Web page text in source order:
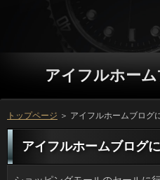
アイフルホー
トップページ ＞ アイフルホームブログ
アイフルホームブログ